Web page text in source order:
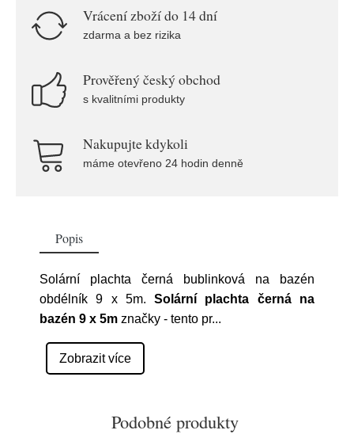
Vrácení zboží do 14 dní
zdarma a bez rizika
Prověřený český obchod
s kvalitními produkty
Nakupujte kdykoli
máme otevřeno 24 hodin denně
Popis
Solární plachta černá bublinková na bazén
obdélník 9 x 5m.Solární plachta černá na
bazén 9 x 5m značky - tento pr...
Zobrazit více
Podobné produkty